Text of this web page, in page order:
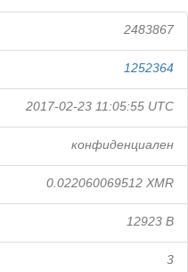
2483867
1252364
2017-02-23 11:05:55 UTC
конфиденциален
0.022060069512 XMR
12923 B
3